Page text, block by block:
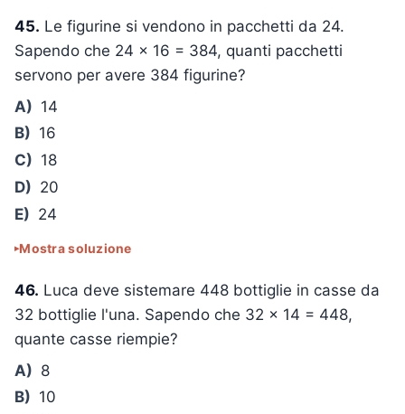
45. Le figurine si vendono in pacchetti da 24.
Sapendo che 24 × 16 = 384, quanti pacchetti
servono per avere 384 figurine?
A) 14
B) 16
C) 18
D) 20
E) 24
Mostra soluzione
46. Luca deve sistemare 448 bottiglie in casse da
32 bottiglie l'una. Sapendo che 32 × 14 = 448,
quante casse riempie?
A) 8
B) 10